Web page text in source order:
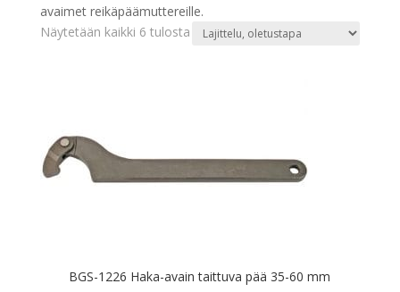
avaimet reikäpäämuttereille.
Näytetään kaikki 6 tulosta
BGS-1226 Haka-avain taittuva pää 35-60 mm